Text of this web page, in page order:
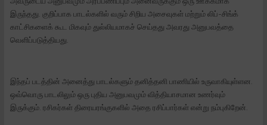
இருந்தது. குறிப்பாக பாடல்களில் வரும் சிறிய அசைவுகள் மற்றும் லிப்-சிங்க்
காட்சிகளைக் கூட மிகவும் துல்லியமாகச் செய்தது அவரது அனுபவத்தை
வெளிப்படுத்தியது.
இந்தப் படத்தின் அனைத்து பாடல்களும் தனித்தனி பாணியில் உருவாகியுள்ளன.
ஒவ்வொரு பாடலிலும் ஒரு புதிய அனுபவமும் வித்தியாசமான உணர்வும்
இருக்கும். ரசிகர்கள் திரையரங்குகளில் அதை ரசிப்பார்கள் என்று நம்புகிறேன்.